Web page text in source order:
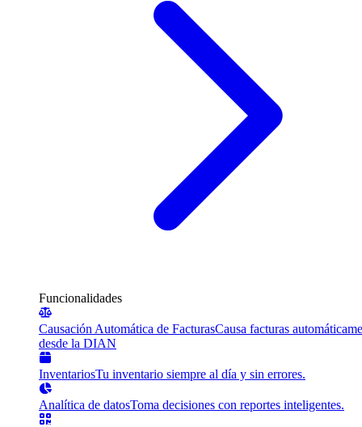
Funcionalidades
Causación Automática de FacturasCausa facturas
desde la DIAN
InventariosTu inventario siempre al día y sin errores.
Analítica de datosToma decisiones con reportes inteligentes.